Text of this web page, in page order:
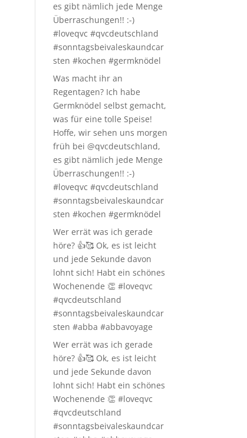
es gibt nämlich jede Menge
Überraschungen!! :-)
#loveqvc #qvcdeutschland
#sonntagsbeivaleskaundcar
sten #kochen #germknödel
Was macht ihr an
Regentagen? Ich habe
Germknödel selbst gemacht,
was für eine tolle Speise!
Hoffe, wir sehen uns morgen
früh bei @qvcdeutschland,
es gibt nämlich jede Menge
Überraschungen!! :-)
#loveqvc #qvcdeutschland
#sonntagsbeivaleskaundcar
sten #kochen #germknödel
Wer errät was ich gerade
höre? 👍🥰 Ok, es ist leicht
und jede Sekunde davon
lohnt sich! Habt ein schönes
Wochenende 👏 #loveqvc
#qvcdeutschland
#sonntagsbeivaleskaundcar
sten #abba #abbavoyage
Wer errät was ich gerade
höre? 👍🥰 Ok, es ist leicht
und jede Sekunde davon
lohnt sich! Habt ein schönes
Wochenende 👏 #loveqvc
#qvcdeutschland
#sonntagsbeivaleskaundcar